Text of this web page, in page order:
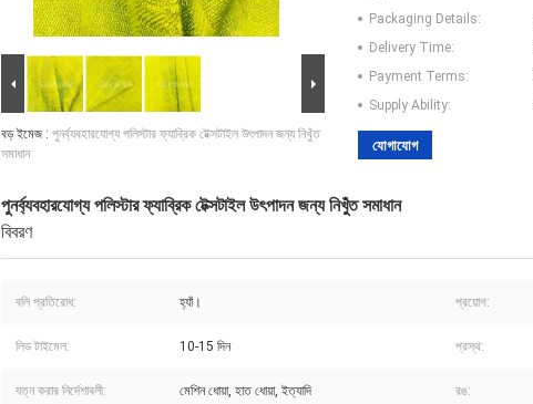
বড় ইমেজ : পুনর্ব্যবহারযোগ্য পলিস্টার ফ্যাব্রিক টেক্সটাইল উৎপাদন জন্য নিখুঁত
সমাধান
Packaging Details:
Delivery Time:
Payment Terms:
Supply Ability:
যোগাযোগ
পুনর্ব্যবহারযোগ্য পলিস্টার ফ্যাব্রিক টেক্সটাইল উৎপাদন জন্য নিখুঁত সমাধান
বিবরণ
বলি প্রতিরোধ: হ্যাঁ। প্রয়োগ:
লিড টাইমেল: 10-15 দিন প্রস্থ:
যত্ন করার নির্দেশাবলী: মেশিন ধোয়া, হাত ধোয়া, ইত্যাদি রঙ: